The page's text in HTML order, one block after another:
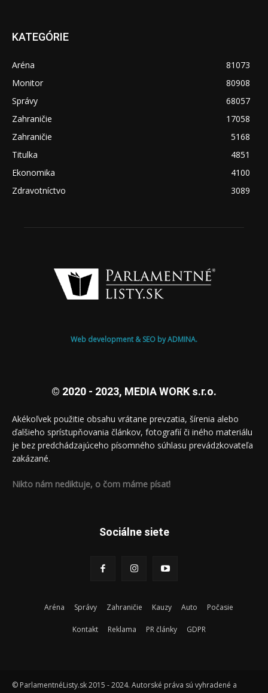
KATEGÓRIE
Aréna
81073
Monitor
80908
Správy
68057
Zahraničie
17058
Zahraničie
5168
Titulka
4851
Ekonomika
4100
Zdravotníctvo
3089
Web development & SEO by ADMINA.
© 2020 - 2023, MEDIA WORK s.r.o.
Akékoľvek použitie obsahu vrátane prevzatia, šírenia alebo
ďalšieho sprístupňovania článkov, fotografií či iného materiálu
je bez predchádzajúceho písomného súhlasu prevádzkovateľa
zakázané.
Nikto nám nediktuje, o čom máme písať!
Sociálne siete
Aréna Správy Zahraničie Kauzy Auto Počasie
Kontakt Reklama PR články GDPR
© ParlamentnéListy.sk 2015 - 2024. Autorské práva sú vyhradené a